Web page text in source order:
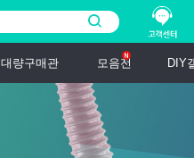
대량구매관 모음전 DIY